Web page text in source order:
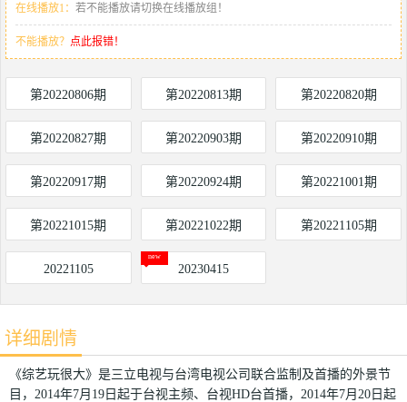
在线播放1： 若不能播放请切换在线播放组！
不能播放？ 点此报错！
第20220806期 第20220813期 第20220820期
第20220827期 第20220903期 第20220910期
第20220917期 第20220924期 第20221001期
第20221015期 第20221022期 第20221105期
20221105 20230415
详细剧情
《综艺玩很大》是三立电视与台湾电视公司联合监制及首播的外景节
目，2014年7月19日起于台视主频、台视HD台首播，2014年7月20日起